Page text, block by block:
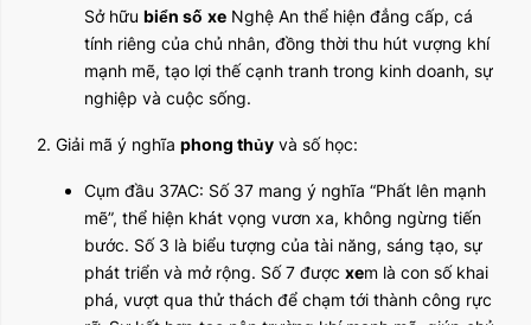
Sở hữu biển số xe Nghệ An thể hiện đẳng cấp, cá
tính riêng của chủ nhân, đồng thời thu hút vượng khí
mạnh mẽ, tạo lợi thế cạnh tranh trong kinh doanh, sự
nghiệp và cuộc sống.
2. Giải mã ý nghĩa phong thủy và số học:
Cụm đầu 37AC: Số 37 mang ý nghĩa “Phất lên mạnh
mẽ”, thể hiện khát vọng vươn xa, không ngừng tiến
bước. Số 3 là biểu tượng của tài năng, sáng tạo, sự
phát triển và mở rộng. Số 7 được xem là con số khai
phá, vượt qua thử thách để chạm tới thành công rực